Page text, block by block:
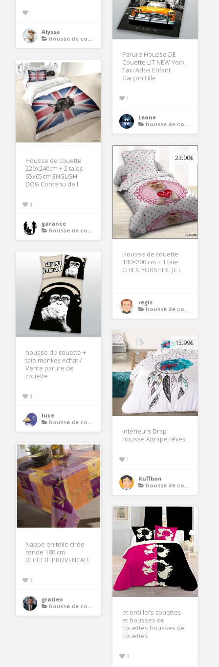
1
Alyssa
housse de couette ado
Parure Housse DE
Couette LIT NEW York
Taxi Ados Enfant
Garçon Fille
1
Leane
housse de couette ado
Housse de couette
220x240cm + 2 taies
65x65cm ENGLISH
DOG Contenu de l
4
garance
housse de couette ado
23.00€
Housse de couette
140×200 cm + 1 taie
CHIEN YORSHIRE JE L
regis
housse de couette ado
housse de couette +
taie monkey Achat /
Vente parure de
couette
4
luce
housse de couette ado
13.99€
Interieurs Drap
housse Attrape rêves
1
Ruffban
housse de couette ado
Nappe en toile cirée
ronde 180 cm
RECETTE PROVENCALE
3
gratien
housse de couette ado
et oreillers couettes
et housses de
couettes housses de
couettes
3